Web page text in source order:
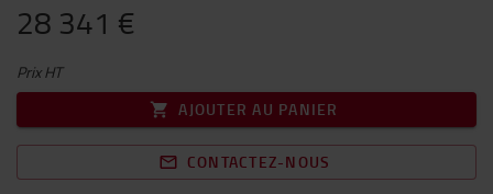
28 341 €
Prix HT
AJOUTER AU PANIER
CONTACTEZ-NOUS